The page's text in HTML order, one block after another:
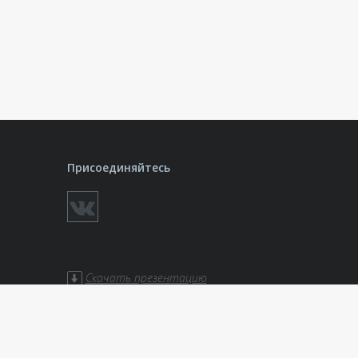
Присоединяйтесь
Скачать презентацию